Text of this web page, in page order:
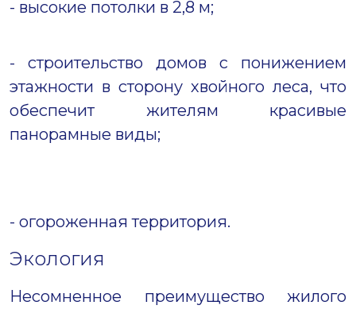
- высокие потолки в 2,8 м;
- строительство домов с понижением
этажности в сторону хвойного леса, что
обеспечит жителям красивые
панорамные виды;
- огороженная территория.
Экология
Несомненное преимущество жилого